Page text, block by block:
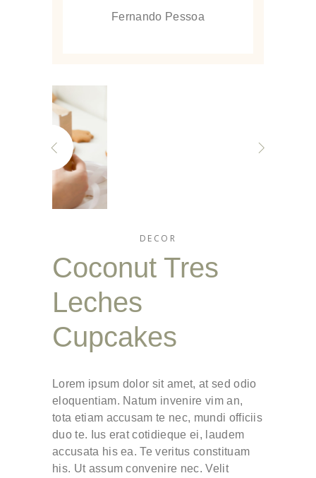
Fernando Pessoa
DECOR
Coconut Tres
Leches
Cupcakes
Lorem ipsum dolor sit amet, at sed odio
eloquentiam. Natum invenire vim an,
tota etiam accusam te nec, mundi officiis
duo te. Ius erat cotidieque ei, laudem
accusata his ea. Te veritus constituam
his. Ut assum convenire nec. Velit